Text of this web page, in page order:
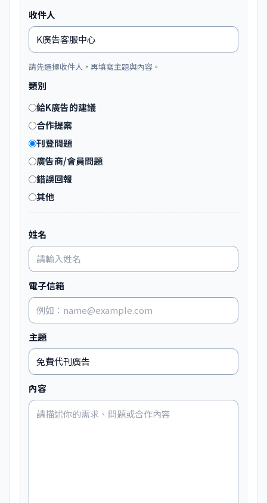
收件人
請先選擇收件人，再填寫主題與內容。
類別
給K廣告的建議
合作提案
刊登問題
廣告商/會員問題
錯誤回報
其他
姓名
電子信箱
主題
內容